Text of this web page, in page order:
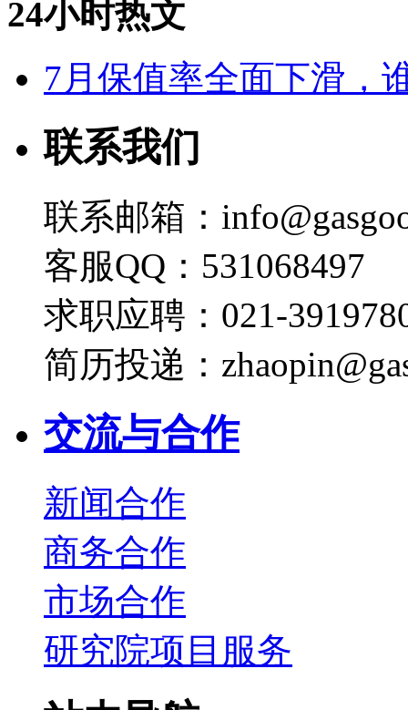
24小时热文
7月保值率全面下滑，
联系我们
联系邮箱：
客服QQ：531068497
求职应聘：021-
简历投递：
交流与合作
新闻合作
商务合作
市场合作
研究院项目服务